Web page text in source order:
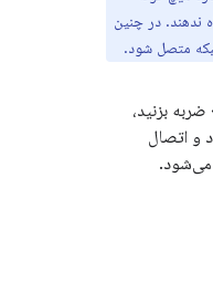
ندهند. در چنین
متصل شود.
ضربه بزنید،
و اتصال
می‌شود.